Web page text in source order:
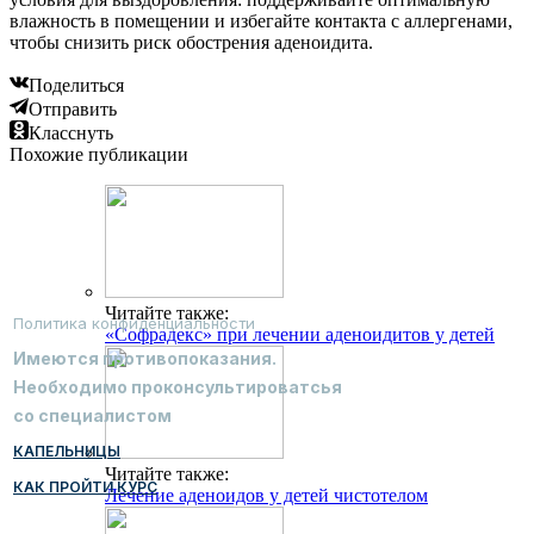
влажность в помещении и избегайте контакта с аллергенами,
чтобы снизить риск обострения аденоидита.
Поделиться
Отправить
Класснуть
Похожие публикации
Читайте также:
«Софрадекс» при лечении аденоидитов у детей
Читайте также:
Лечение аденоидов у детей чистотелом
Политика конфиденциальности
Имеются противопоказания.
Необходимо проконсультироватсья
со специалистом
КАПЕЛЬНИЦЫ
КАК ПРОЙТИ КУРС